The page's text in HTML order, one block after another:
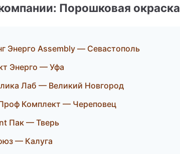
Порошковая окраска
Энерго Assembly — Севастополь
Энерго — Уфа
Лаб — Великий Новгород
Комплект — Череповец
Пак — Тверь
— Калуга